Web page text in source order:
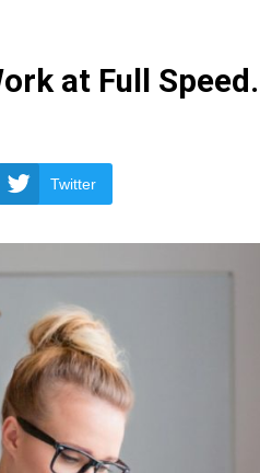
at Full Speed.
Twitter